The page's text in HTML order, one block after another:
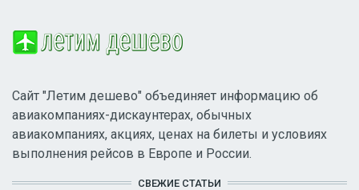
Сайт "Летим дешево" объединяет информацию об
авиакомпаниях-дискаунтерах, обычных
авиакомпаниях, акциях, ценах на билеты и условиях
выполнения рейсов в Европе и России.
СВЕЖИЕ СТАТЬИ